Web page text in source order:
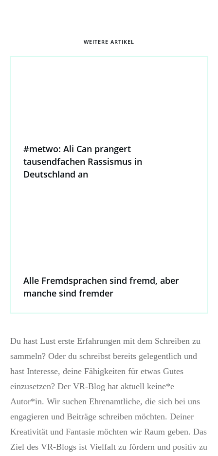
WEITERE ARTIKEL
#metwo: Ali Can prangert
tausendfachen Rassismus in
Deutschland an
Alle Fremdsprachen sind fremd, aber
manche sind fremder
Du hast Lust erste Erfahrungen mit dem Schreiben zu
sammeln? Oder du schreibst bereits gelegentlich und
hast Interesse, deine Fähigkeiten für etwas Gutes
einzusetzen? Der VR-Blog hat aktuell keine*e
Autor*in. Wir suchen Ehrenamtliche, die sich bei uns
engagieren und Beiträge schreiben möchten. Deiner
Kreativität und Fantasie möchten wir Raum geben. Das
Ziel des VR-Blogs ist Vielfalt zu fördern und positiv zu